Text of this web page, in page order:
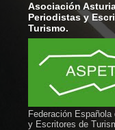
Asociación
Periodistas y
Turismo.
Federación
y Escritores de